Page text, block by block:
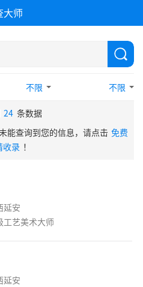
大师
不限 不限
24 条数据
能查询到您的信息，请点击 免费
收录 ！
延安
工艺美术大师
延安